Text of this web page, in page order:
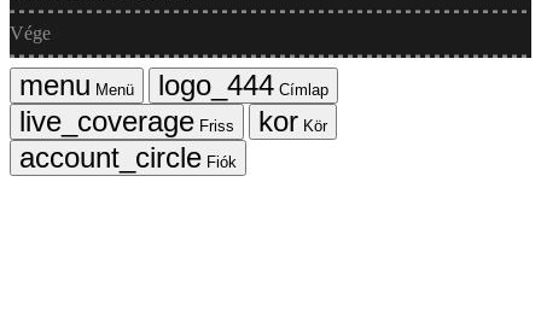
Vége
Menü
Címlap
Friss
Kör
Fiók